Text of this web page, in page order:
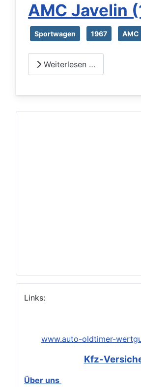
AMC Javelin
Sportwagen 1967 AMC
Weiterlesen …
Links:
www.auto-oldtimer-
Kfz-
Über uns